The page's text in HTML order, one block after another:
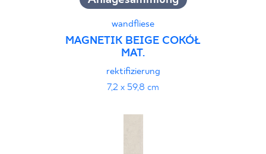
wandfliese
MAGNETIK BEIGE COKÓŁ
MAT.
rektifizierung
7,2 x 59,8 cm